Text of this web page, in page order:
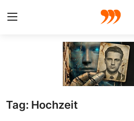
Galerie
Tag: Hochzeit